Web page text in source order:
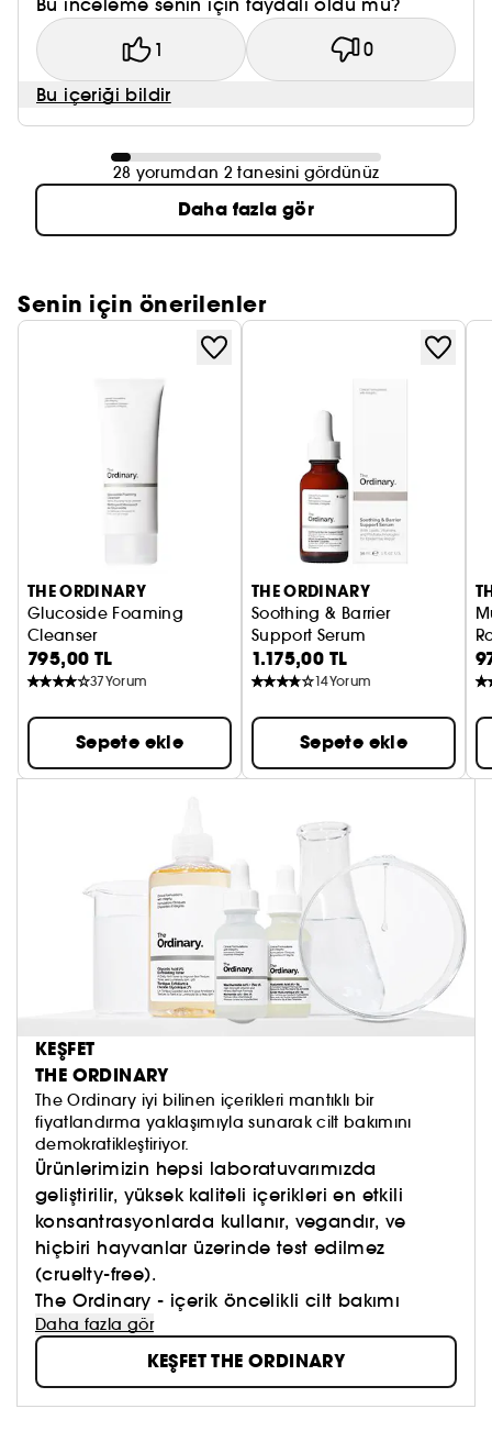
Bu inceleme senin için faydalı oldu mu?
1 0
Bu içeriği bildir
28 yorumdan 2 tanesini gördünüz
Daha fazla gör
Senin için önerilenler
THE ORDINARY
Glucoside Foaming
Cleanser
Köpüren Nazik Temizleyici
795,00 TL
37Yorum
Sepete ekle
THE ORDINARY
Soothing & Barrier
Support Serum
Yatıştırıcı & Bariyer
1.175,00 TL
14Yorum
Sepete ekle
KEŞFET
THE ORDINARY
The Ordinary iyi bilinen içerikleri mantıklı bir
fiyatlandırma yaklaşımıyla sunarak cilt bakımını
demokratikleştiriyor.
Ürünlerimizin hepsi laboratuvarımızda
geliştirilir, yüksek kaliteli içerikleri en etkili
konsantrasyonlarda kullanır, vegandır, ve
hiçbiri hayvanlar üzerinde test edilmez
(cruelty-free).
The Ordinary - içerik öncelikli cilt bakımı
Daha fazla gör
KEŞFET THE ORDINARY